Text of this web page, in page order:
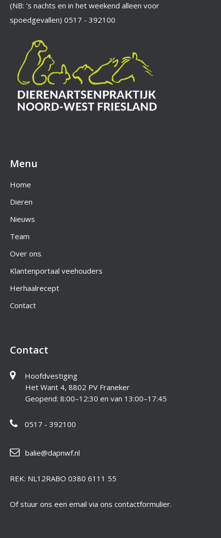
(NB: 's nachts en in het weekend alleen voor
spoedgevallen) 0517 - 392100
Menu
Home
Dieren
Nieuws
Team
Over ons
Klantenportaal veehouders
Herhaalrecept
Contact
Contact
Hoofdvestiging
Het Want 4, 8802 PV Franeker
Geopend: 8:00–12:30 en van 13:00–17:45
0517 - 392100
balie@dapnwf.nl
REK: NL12RABO 0380 6111 55
Of stuur ons een email via ons contactformulier.